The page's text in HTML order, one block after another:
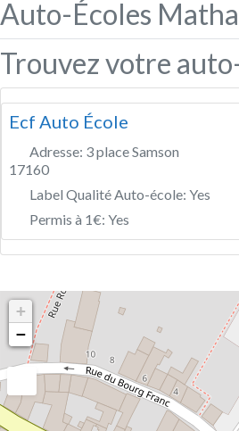
Auto-Écoles
Trouvez votre
Ecf Auto École
Adresse: 3 place Samson
17160
Label Qualité Auto-école: Yes
Permis à 1€: Yes
+
−